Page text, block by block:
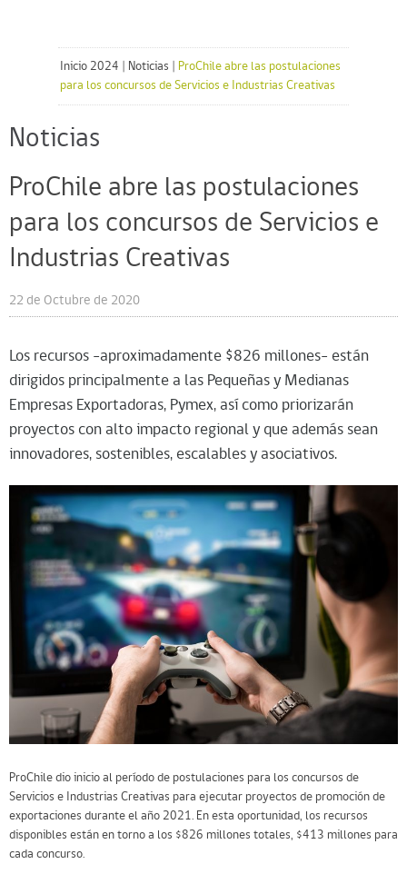
Inicio 2024 Noticias
ProChile abre las postulaciones
para los concursos de Servicios e Industrias Creativas
Noticias
ProChile abre las postulaciones
para los concursos de Servicios e
Industrias Creativas
22 de Octubre de 2020
Los recursos -aproximadamente $826 millones- están
dirigidos principalmente a las Pequeñas y Medianas
Empresas Exportadoras, Pymex, así como priorizarán
proyectos con alto impacto regional y que además sean
innovadores, sostenibles, escalables y asociativos.
ProChile dio inicio al período de postulaciones para los concursos de
Servicios e Industrias Creativas para ejecutar proyectos de promoción de
exportaciones durante el año 2021. En esta oportunidad, los recursos
disponibles están en torno a los $826 millones totales, $413 millones para
cada concurso.